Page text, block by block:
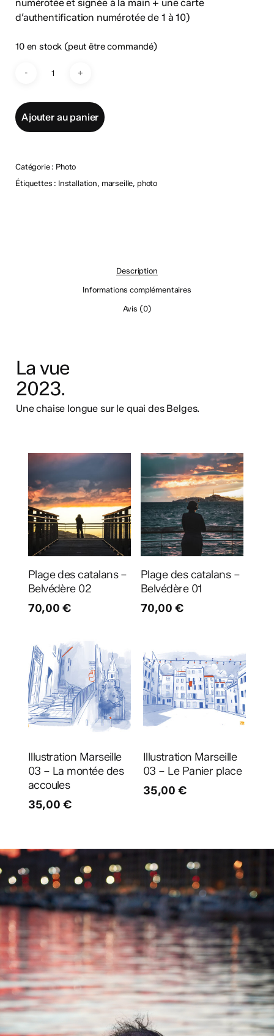
numérotée et signée à la main + une carte
d’authentification numérotée de 1 à 10)
10 en stock (peut être commandé)
Ajouter au panier
Catégorie : Photo
Étiquettes : Installation, marseille, photo
Description
Informations complémentaires
Avis (0)
La vue
2023.
Une chaise longue sur le quai des Belges.
Ajouter au panier
Plage des catalans –
Belvédère 02
70,00 €
Ajouter au panier
Plage des catalans –
Belvédère 01
70,00 €
Ajouter au panier
Illustration Marseille
03 – La montée des
accoules
35,00 €
Ajouter au panier
Illustration Marseille
03 – Le Panier place
35,00 €